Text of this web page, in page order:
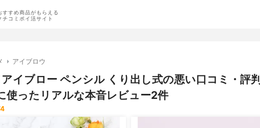
すすめ商品がもらえる
チコミポイ活サイト
アイブロウ
アイブロー ペンシル くり出し式の悪い口コミ・評判
使ったリアルな本音レビュー2件